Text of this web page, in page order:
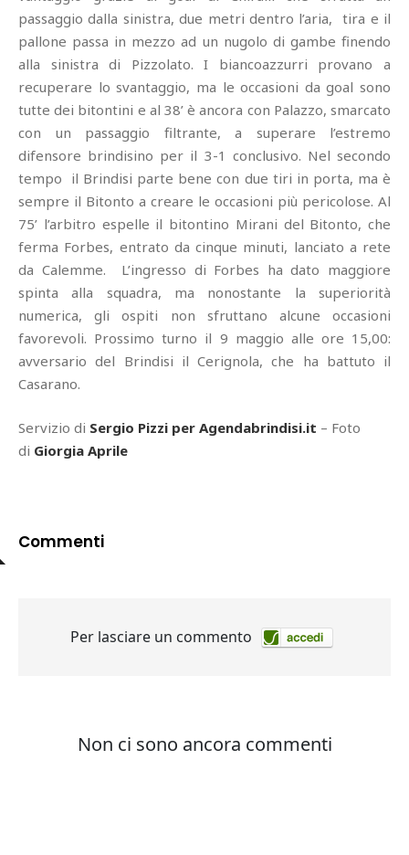
passaggio dalla sinistra, due metri dentro l’aria, tira e il
pallone passa in mezzo ad un nugolo di gambe finendo
alla sinistra di Pizzolato. I biancoazzurri provano a
recuperare lo svantaggio, ma le occasioni da goal sono
tutte dei bitontini e al 38’ è ancora con Palazzo, smarcato
con un passaggio filtrante, a superare l’estremo
difensore brindisino per il 3-1 conclusivo. Nel secondo
tempo il Brindisi parte bene con due tiri in porta, ma è
sempre il Bitonto a creare le occasioni più pericolose. Al
75’ l’arbitro espelle il bitontino Mirani del Bitonto, che
ferma Forbes, entrato da cinque minuti, lanciato a rete
da Calemme. L’ingresso di Forbes ha dato maggiore
spinta alla squadra, ma nonostante la superiorità
numerica, gli ospiti non sfruttano alcune occasioni
favorevoli. Prossimo turno il 9 maggio alle ore 15,00:
avversario del Brindisi il Cerignola, che ha battuto il
Casarano.
Servizio di Sergio Pizzi per Agendabrindisi.it – Foto
di Giorgia Aprile
Commenti